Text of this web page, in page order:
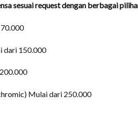
sesuai request dengan berbagai
dari 150.000
Mulai dari 250.000